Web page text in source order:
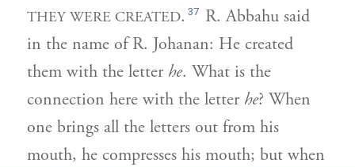
THEY WERE CREATED. 37 R. Abbahu said
in the name of R. Johanan: He created
them with the letter he. What is the
connection here with the letter he? When
one brings all the letters out from his
mouth, he compresses his mouth; but when